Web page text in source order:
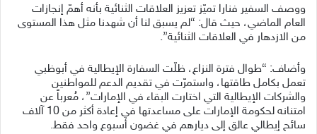
ووصف السفير فنارا تميّز تعزيز العلاقات الثنائية بأنه أهمّ إنجازات
العام الماضي، حيث قال: “لم يسبق لنا أن شهدنا مثل هذا المستوى
من الازدهار في العلاقات الثنائية”.
وأضاف: “طوال فترة النزاع، ظلّت السفارة الإيطالية في أبوظبي
تعمل بكامل طاقتها، واستمرّت في تقديم الدعم للمواطنين
والشركات الإيطالية التي اختارت البقاء في الإمارات”، مُعرباً عن
امتنانه لحكومة الإمارات على مساعدتها في إعادة أكثر من 10 آلاف
سائح إيطالي عالق إلى ديارهم في غضون أسبوع واحد فقط.